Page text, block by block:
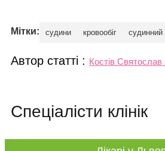
Мітки: судини кровообіг судинний
Автор статті : Костів
Спеціалісти клінік